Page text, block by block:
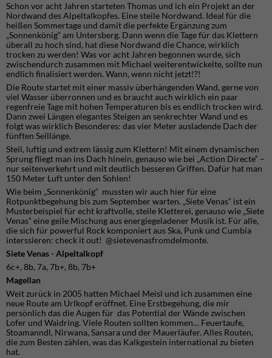
Schon vor acht Jahren starteten Thomas und ich ein Projekt an der
Nordwand des Alpeltalkopfes. Eine steile Nordwand. Ideal für die
heißen Sommertage und damit die perfekte Ergänzung zum
„Sonnenkönig“ am Untersberg. Dann wenn die Tage für das Klettern
überall zu hoch sind, hat diese Nordwand die Chance, wirklich
trocken zu werden! Was vor acht Jahren begonnen wurde, sich
zwischendurch zusammen mit Michael weiterentwickelte, sollte nun
endlich finalisiert werden. Wann, wenn nicht jetzt!?!
Die Route startet mit einer massiv überhängenden Wand, gerne von
viel Wasser überronnen und es braucht auch wirklich ein paar
regenfreie Tage mit hohen Temperaturen bis es endlich trocken wird.
Dann zwei Längen elegantes Steigen an senkrechter Wand und es
folgt was wirklich Besonderes: das vier Meter ausladende Dach der
fünften Seillänge.
Steil, luftig und extrem lässig zum Klettern! Mit einem dynamischen
Sprung fliegt man ins Dach hinein, genauso wie bei „Action Directe“ –
nur seitenverkehrt und mit deutlich besseren Griffen. Dafür hat man
150 Meter Luft unter den Sohlen!
Wie beim „Sonnenkönig“ mussten wir auch hier für eine
Rotpunktbegehung bis zum September warten. „Siete Venas“ ist ein
Musterbeispiel für echt kraftvolle, steile Kletterei, genauso wie „Siete
Venas“ eine geile Mischung aus energiegeladener Musik ist. Für alle,
die sich für powerful Rock komponiert aus Ska, Punk und Cumbia
interssieren: check it out! @sietevenasfromdelmonte.
Siete Venas - Alpeltalkopf
6c+, 8b, 7a, 7b+, 8b, 7b+
Magellan
Weit zurück in 2005 hatten Michael Meisl und ich zusammen eine
neue Route am Urlkopf eröffnet. Eine Erstbegehung, die mir
persönlich das die Augen für das Potential der Wände zwischen
Lofer und Waidring. Viele Routen sollten kommen… Feuertaufe,
Stoamanndl, Nirwana, Sansara und der Mauerläufer. Alles Routen,
die zum Besten zählen, was das Kalkgestein international zu bieten
hat.